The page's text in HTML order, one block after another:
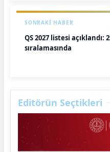
SONRAKI HABER
QS 2027 listesi
sıralamasında
Editörün Seçtikleri